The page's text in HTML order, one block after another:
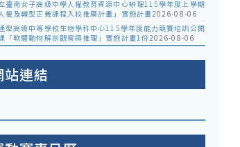
臺南女子高級中學人權教育資源中心辦理115學年度上學期
人權及轉型正義課程入校推廣計畫」實施計畫2026-08-06
型高級中等學校生物學科中心115學年度能力競賽培訓公開
「軟體動物解剖觀察與推理」實施計畫1份2026-08-06
站連結